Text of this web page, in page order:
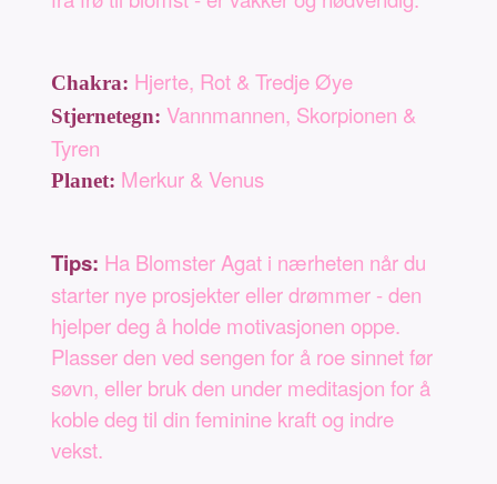
Chakra: Hjerte, Rot & Tredje Øye
Stjernetegn: Vannmannen, Skorpionen &
Tyren
Planet: Merkur & Venus
Tips: Ha Blomster Agat i nærheten når du
starter nye prosjekter eller drømmer - den
hjelper deg å holde motivasjonen oppe.
Plasser den ved sengen for å roe sinnet før
søvn, eller bruk den under meditasjon for å
koble deg til din feminine kraft og indre
vekst.